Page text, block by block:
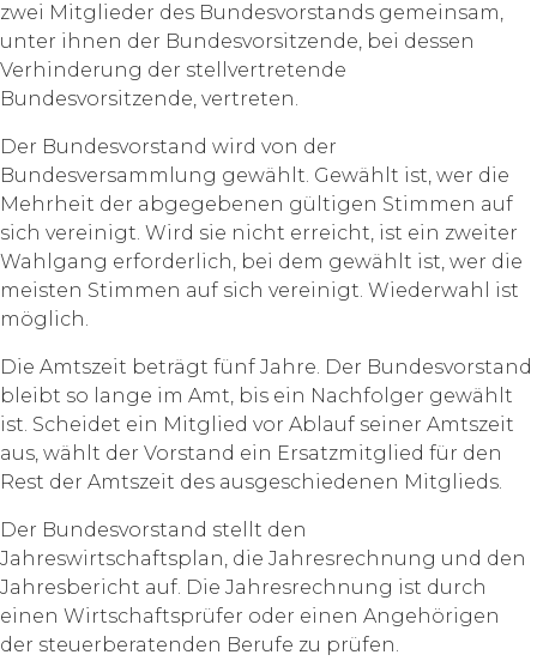
zwei Mitglieder des Bundesvorstands gemeinsam,
unter ihnen der Bundesvorsitzende, bei dessen
Verhinderung der stellvertretende
Bundesvorsitzende, vertreten.
Der Bundesvorstand wird von der
Bundesversammlung gewählt. Gewählt ist, wer die
Mehrheit der abgegebenen gültigen Stimmen auf
sich vereinigt. Wird sie nicht erreicht, ist ein zweiter
Wahlgang erforderlich, bei dem gewählt ist, wer die
meisten Stimmen auf sich vereinigt. Wiederwahl ist
möglich.
Die Amtszeit beträgt fünf Jahre. Der Bundesvorstand
bleibt so lange im Amt, bis ein Nachfolger gewählt
ist. Scheidet ein Mitglied vor Ablauf seiner Amtszeit
aus, wählt der Vorstand ein Ersatzmitglied für den
Rest der Amtszeit des ausgeschiedenen Mitglieds.
Der Bundesvorstand stellt den
Jahreswirtschaftsplan, die Jahresrechnung und den
Jahresbericht auf. Die Jahresrechnung ist durch
einen Wirtschaftsprüfer oder einen Angehörigen
der steuerberatenden Berufe zu prüfen.